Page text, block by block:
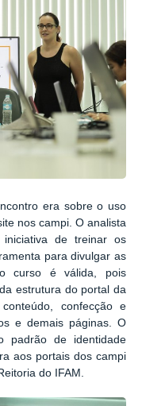
era sobre o uso
nos campi. O analista
de treinar os
para divulgar as
curso é válida, pois
estrutura do portal da
confecção e
e demais páginas. O
padrão de identidade
aos portais dos campi
do IFAM.